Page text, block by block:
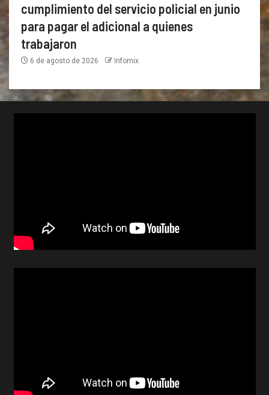
cumplimiento del servicio policial en junio
para pagar el adicional a quienes
trabajaron
6 de agosto de 2026 Infomix